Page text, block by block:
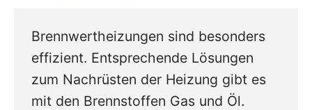
Brennwertheizungen sind besonders
effizient. Entsprechende Lösungen
zum Nachrüsten der Heizung gibt es
mit den Brennstoffen Gas und Öl.